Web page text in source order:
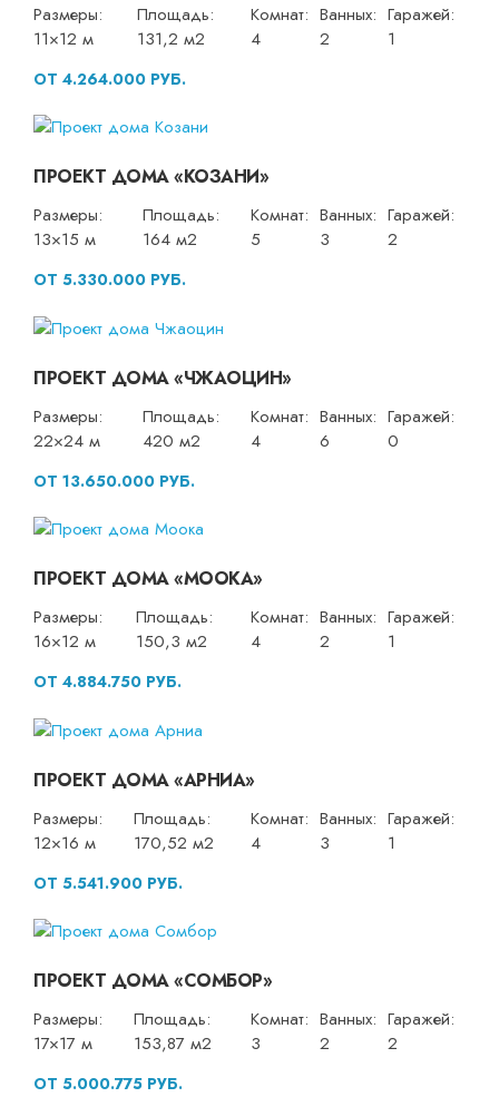
Размеры:
11×12 м
Площадь:
131,2 м2
Комнат:
4
Ванных:
2
Гаражей:
1
ОТ 4.264.000 РУБ.
ПРОЕКТ ДОМА «КОЗАНИ»
Размеры:
13×15 м
Площадь:
164 м2
Комнат:
5
Ванных:
3
Гаражей:
2
ОТ 5.330.000 РУБ.
ПРОЕКТ ДОМА «ЧЖАОЦИН»
Размеры:
22×24 м
Площадь:
420 м2
Комнат:
4
Ванных:
6
Гаражей:
0
ОТ 13.650.000 РУБ.
ПРОЕКТ ДОМА «МООКА»
Размеры:
16×12 м
Площадь:
150,3 м2
Комнат:
4
Ванных:
2
Гаражей:
1
ОТ 4.884.750 РУБ.
ПРОЕКТ ДОМА «АРНИА»
Размеры:
12×16 м
Площадь:
170,52 м2
Комнат:
4
Ванных:
3
Гаражей:
1
ОТ 5.541.900 РУБ.
ПРОЕКТ ДОМА «СОМБОР»
Размеры:
17×17 м
Площадь:
153,87 м2
Комнат:
3
Ванных:
2
Гаражей:
2
ОТ 5.000.775 РУБ.